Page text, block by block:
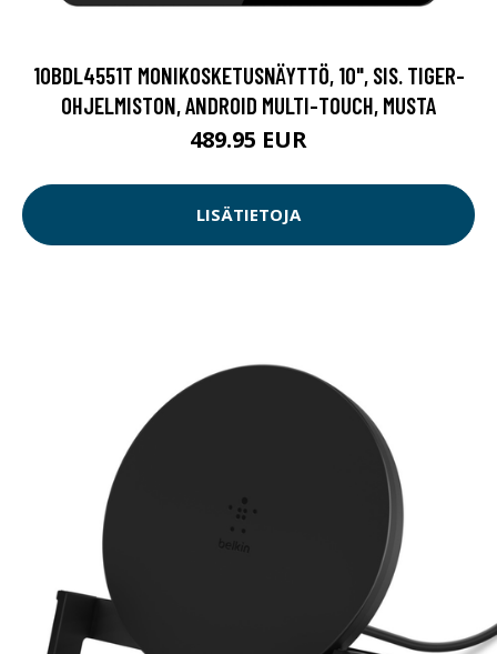
10BDL4551T MONIKOSKETUSNÄYTTÖ, 10", SIS. TIGER-
OHJELMISTON, ANDROID MULTI-TOUCH, MUSTA
489.95 EUR
LISÄTIETOJA